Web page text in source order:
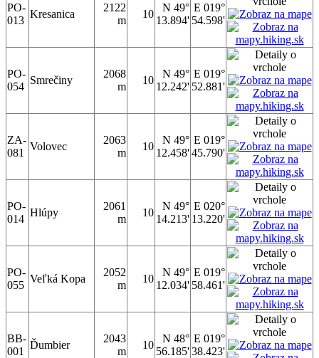
PO-
013
Kresanica
2122
m
10
N 49°
13.894'
E 019°
54.598'
PO-
054
Smrečiny
2068
m
10
N 49°
12.242'
E 019°
52.881'
ZA-
081
Volovec
2063
m
10
N 49°
12.458'
E 019°
45.790'
PO-
014
Hlúpy
2061
m
10
N 49°
14.213'
E 020°
13.220'
PO-
055
Veľká Kopa
2052
m
10
N 49°
12.034'
E 019°
58.461'
BB-
001
Ďumbier
2043
m
10
N 48°
56.185'
E 019°
38.423'